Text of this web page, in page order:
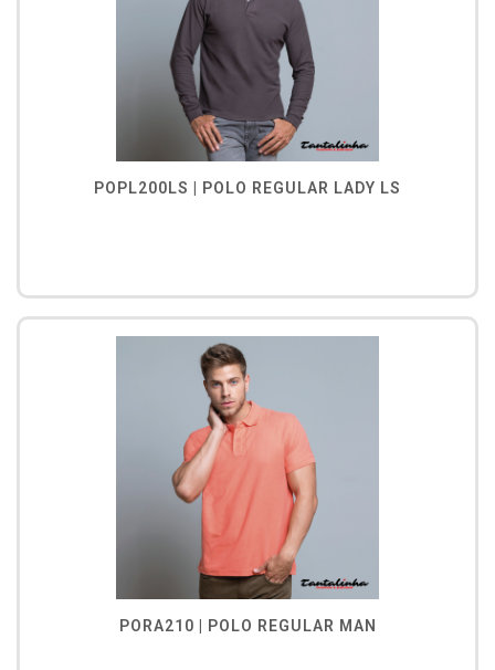
POPL200LS | POLO REGULAR LADY LS
PORA210 | POLO REGULAR MAN